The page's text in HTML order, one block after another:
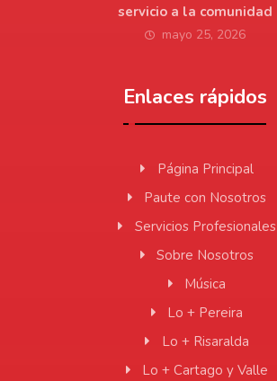
servicio a la comunidad
mayo 25, 2026
Enlaces rápidos
Página Principal
Paute con Nosotros
Servicios Profesionales
Sobre Nosotros
Música
Lo + Pereira
Lo + Risaralda
Lo + Cartago y Valle